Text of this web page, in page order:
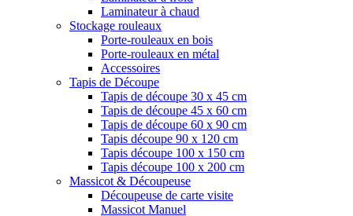
Laminateur à chaud
Stockage rouleaux
Porte-rouleaux en bois
Porte-rouleaux en métal
Accessoires
Tapis de Découpe
Tapis de découpe 30 x 45 cm
Tapis de découpe 45 x 60 cm
Tapis de découpe 60 x 90 cm
Tapis découpe 90 x 120 cm
Tapis découpe 100 x 150 cm
Tapis découpe 100 x 200 cm
Massicot & Découpeuse
Découpeuse de carte visite
Massicot Manuel